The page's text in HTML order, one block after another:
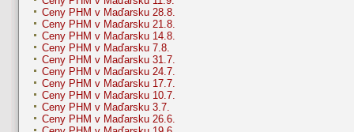
Ceny PHM v Maďarsku 28.8.
Ceny PHM v Maďarsku 21.8.
Ceny PHM v Maďarsku 14.8.
Ceny PHM v Maďarsku 7.8.
Ceny PHM v Maďarsku 31.7.
Ceny PHM v Maďarsku 24.7.
Ceny PHM v Maďarsku 17.7.
Ceny PHM v Maďarsku 10.7.
Ceny PHM v Maďarsku 3.7.
Ceny PHM v Maďarsku 26.6.